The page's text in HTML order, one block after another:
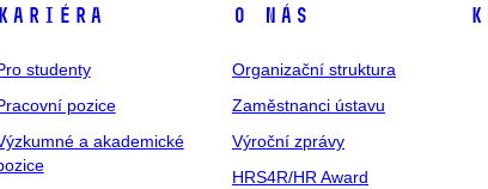
Kariéra
studenty
pozice
a akademické
O nás
Organizační struktura
Zaměstnanci ústavu
Výroční zprávy
HRS4R/HR Award